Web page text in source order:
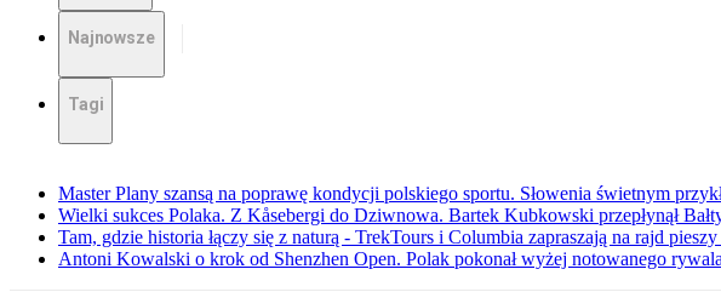
Najnowsze
Tagi
Master Plany szansą na poprawę kondycji polskiego sportu. Słowenia świetnym
Wielki sukces Polaka. Z Kåsebergi do Dziwnowa. Bartek Kubkowski przepłynął
Tam, gdzie historia łączy się z naturą - TrekTours i Columbia zapraszają na rajd
Antoni Kowalski o krok od Shenzhen Open. Polak pokonał wyżej notowanego rywala